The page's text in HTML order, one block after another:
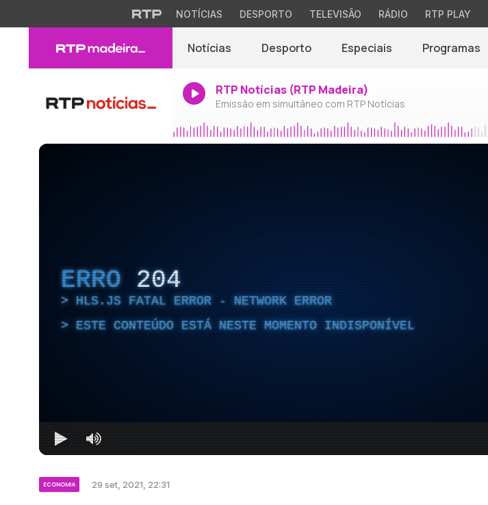
NOTÍCIAS DESPORTO TELEVISÃO RÁDIO RTP PLAY
Notícias Desporto Especiais Programas
RTP Notícias (RTP Madeira)
Emissão em simultâneo com RTP Notícias
ERRO 204
HLS.JS FATAL ERROR - NETWORK ERROR
ESTE CONTEÚDO ESTÁ NESTE MOMENTO INDISPONÍVEL
ECONOMIA 29 set, 2021, 22:31